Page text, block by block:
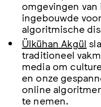
omgevingen
ingebouwde
algoritmische
Ülkühan Akgül
traditioneel
media om
en onze
online
te nemen.